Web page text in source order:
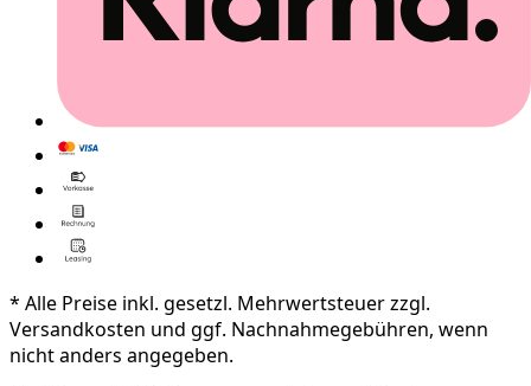
* Alle Preise inkl. gesetzl. Mehrwertsteuer zzgl.
Versandkosten und ggf. Nachnahmegebühren, wenn
nicht anders angegeben.